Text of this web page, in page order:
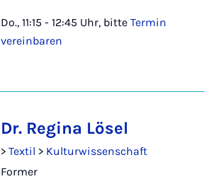
Do., 11:15 - 12:45 Uhr, bitte Termin
vereinbaren
Dr. Regina Lösel
> Textil > Kulturwissenschaft
Former